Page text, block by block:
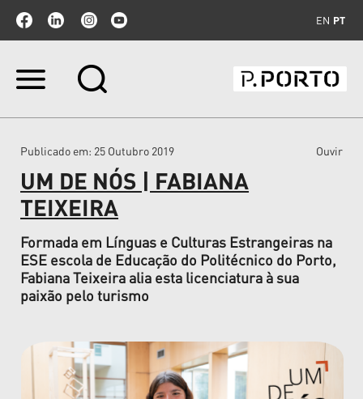
EN PT
Ir
Ir
navegação
Publicado em: 25 Outubro 2019 Ouvir
UM DE NÓS | FABIANA
TEIXEIRA
Formada em Línguas e Culturas Estrangeiras na
ESE escola de Educação do Politécnico do Porto,
Fabiana Teixeira alia esta licenciatura à sua
paixão pelo turismo